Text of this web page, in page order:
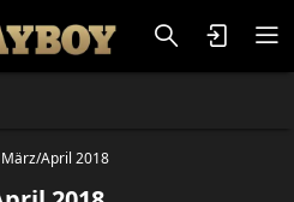
April 2018